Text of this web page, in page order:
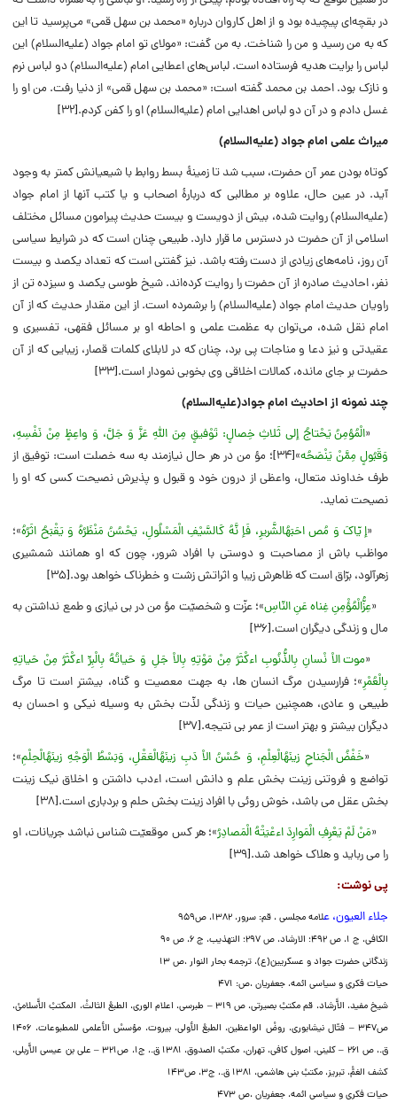
در بقچه‌ای پیچیده بود و از اهل کاروان درباره «محمد بن سهل قمی» می‌پرسید تا این
که به من رسید و من را شناخت. به من گفت: «مولای تو امام جواد (علیه‌السلام) این
لباس را برایت هدیه فرستاده است. لباس‌های اعطایی امام (علیه‌السلام) دو لباس نرم
و نازک بود. احمد بن محمد گفته است: «محمد بن سهل قمی» از دنیا رفت. من او را
غسل دادم و در آن دو لباس اهدایی امام (علیه‌السلام) او را کفن کردم.[۳۲]
میراث علمی امام جواد (علیه‌‌السلام)
کوتاه بودن عمر آن حضرت، سبب شد تا زمینۀ بسط روابط با شیعیانش کمتر به وجود
آید. در عین حال، علاوه بر مطالبى که دربارۀ اصحاب و یا کتب آنها از امام جواد
(علیه‌السلام) روایت شده، بیش از دویست و بیست حدیث پیرامون مسائل مختلف
اسلامى از آن حضرت در دسترس ما قرار دارد. طبیعى چنان است که در شرایط سیاسى
آن روز، نامه‌هاى زیادى از دست رفته باشد. نیز گفتنى است که تعداد یکصد و بیست
نفر، احادیث صادره از آن حضرت را روایت کرده‌اند. شیخ طوسى یکصد و سیزده تن از
راویان حدیث امام جواد (علیه‌السلام) را برشمرده است. از این مقدار حدیث که از آن
امام نقل شده، مى‌توان به عظمت علمى و احاطه او بر مسائل فقهى، تفسیرى و
عقیدتى و نیز دعا و مناجات پى برد، چنان که در لابلاى کلمات قصار، زیبایى که از آن
حضرت بر جاى مانده، کمالات اخلاقى وى بخوبى نمودار است.[۳۳]
چند نمونه از احادیث امام جواد(علیه‌‌السلام)
«الْمُؤمِنُ یَحْتاجُ إلى ثَلاثِ خِصالٍ: تَوْفیقٍ مِنَ اللّهِ عَزَّ وَ جَلَّ، وَ واعِظٍ مِنْ نَفْسِهِ،
وَقَبُولٍ مِمَّنْ یَنْصَحُه
»[۳۴]؛ مؤ من در هر حال نیازمند به سه خصلت است: توفیق از
طرف خداوند متعال، واعظى از درون خود و قبول و پذیرش نصیحت کسى که او را
نصیحت نماید.
«إ یّاکَ وَ مُص احَبَهُالشَّریرِ، فَإ نَّهُ کَالسَّیْفِ الْمَسْلُولِ، یَحْسُنُ مَنْظَرُهُ وَ یَقْبَحُ اثَرُهُ»؛
مواظب باش از مصاحبت و دوستى با افراد شرور، چون که او همانند شمشیرى
زهرآلود، برّاق است که ظاهرش زیبا و اثراتش زشت و خطرناک خواهد بود.[۳۵]
«عِزُّالْمُؤْمِنِ غِناه عَنِ النّاسِ»؛ عزّت و شخصیّت مؤ من در بى نیازى و طمع نداشتن به
مال و زندگى دیگران است.[۳۶]
«موت الاْ نْسانِ بِالذُّنُوبِ اءکْثَرُ مِنْ مَوْتِهِ بِالاْ جَلِ وَ حَیاتُهُ بِالْبِرِّ اءکْثَرُ مِنْ حَیاتِهِ
بِالْعُمْرِ»؛ فرارسیدن مرگ انسان ها، به جهت معصیت و گناه، بیشتر است تا مرگ
طبیعى و عادى، همچنین حیات و زندگى لذّت بخش به وسیله نیکى و احسان به
دیگران بیشتر و بهتر است از عمر بى نتیجه.[۳۷]
«خَفْضُ الْجَناحِ زینَهُالْعِلْمِ، وَ حُسْنُ الاْ دَبِ زینَهُالْعَقْلِ، وَبَسْطُ الْوَجْهِ زینَهُالْحِلْمِ»؛
تواضع و فروتنى زینت بخش علم و دانش است، اءدب داشتن و اخلاق نیک زینت
بخش عقل مى باشد، خوش روئى با افراد زینت بخش حلم و بردبارى است.[۳۸]
«مَنْ لَمْ یَعْرِفِ الْمَوارِدَ اءعْیَتْهُ الْمَصادِرُ»؛ هر کس موقعیّت شناس نباشد جریانات، او
را مى رباید و هلاک خواهد شد.[۳۹]
پی نوشت:
جلاء العیون، علامه مجلسی ، قم: سرور، ۱۳۸۲، ص۹۵۹
الکافى، ج ۱، ص ۴۹۲؛ الارشاد، ص ۲۹۷؛ التهذیب، ج ۶، ص ۹۰
زندگانى حضرت جواد و عسکریین(ع)، ترجمه بحار النوار ،ص ۱۳
حیات فکرى و سیاسى ائمه، جعفریان ،ص: ۴۷۱
شیخ مفید، الاًّرشاد، قم مکتبْ بصیرتى، ص ۳۱۹ – طبرسى، اعلام الورى، الطبعْ الثالثْ، المکتبْ الاًّسلامیْ،
ص‌۳۴۷ – فتّال نیشابورى، روضْ الواعظین، الطبعْ الأولى، بیروت، مؤسسْ الأعلمى للمطبوعات، ۱۴۰۶
ق.، ص ۲۶۱ – کلینى، اصول کافى، تهران، مکتبْ الصدوق، ۱۳۸۱ ق.، ج‌۱، ص‌۳۲۱ – على بن عیسى الاًّربلى،
کشف الغمّْ، تبریز، مکتبْ بنى هاشمى، ۱۳۸۱ ق.، ج‌۳، ص‌۱۴۳
حیات فکرى و سیاسى ائمه، جعفریان ،ص ۴۷۳